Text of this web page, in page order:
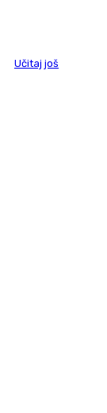
Učitaj još